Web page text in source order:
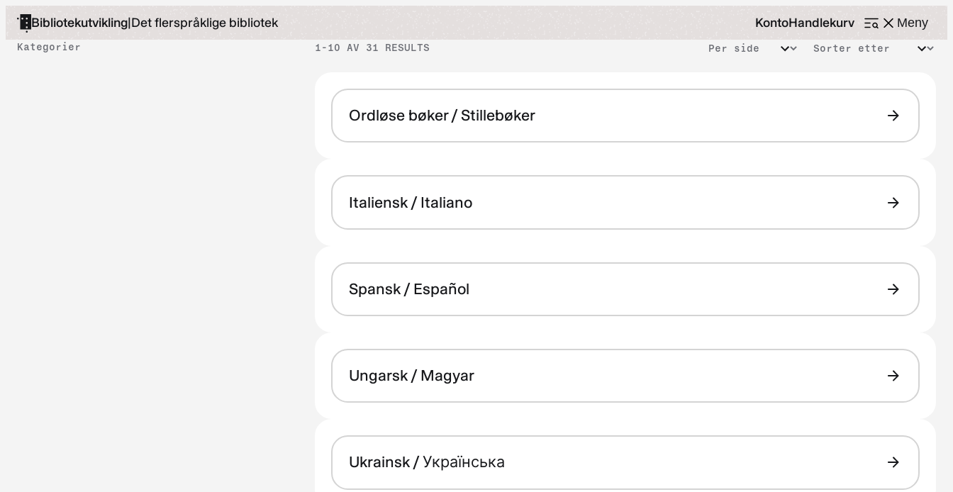
Hopp
innhold
Bibliotekutvikling|Det flerspråklige bibliotek KontoHandlekurv Meny
Åpne
meny
Kategorier 1-10 AV 31 RESULTS
Ordløse bøker / Stillebøker
Italiensk / Italiano
Spansk / Español
Ungarsk / Magyar
Ukrainsk / Українська